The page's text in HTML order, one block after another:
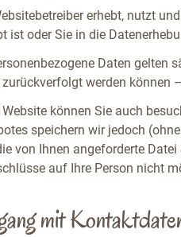
erhebt, nutzt
ist oder Sie in die
Daten gelten
zurückverfolgt werden können
Website können Sie auch
speichern wir jedoch
von Ihnen angeforderte
auf Ihre Person nicht
mit